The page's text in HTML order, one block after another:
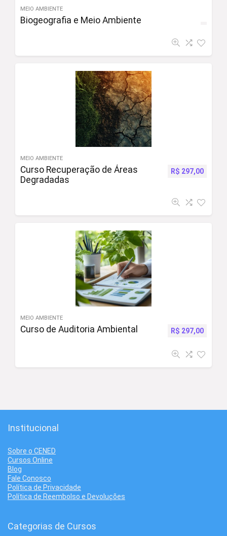
MEIO AMBIENTE
Biogeografia e Meio Ambiente
MEIO AMBIENTE
Curso Recuperação de Áreas
Degradadas
R$ 297,00
MEIO AMBIENTE
Curso de Auditoria Ambiental R$ 297,00
Institucional
Sobre o CENED
Cursos Online
Blog
Fale Conosco
Política de Privacidade
Política de Reembolso e Devoluções
Categorias de Cursos